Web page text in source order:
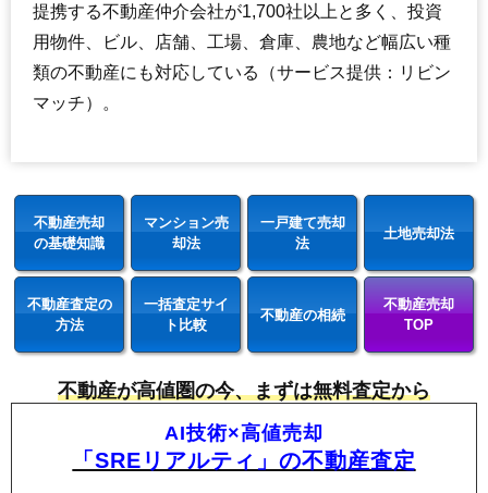
提携する不動産仲介会社が1,700社以上と多く、投資
用物件、ビル、店舗、工場、倉庫、農地など幅広い種
類の不動産にも対応している（サービス提供：リビン
マッチ）。
不動産売却
の基礎知識
マンション売
却法
一戸建て売却
法
土地売却法
不動産査定の
方法
一括査定サイ
ト比較
不動産の相続
不動産売却
TOP
不動産が高値圏の今、まずは無料査定から
AI技術×高値売却
「SREリアルティ」の不動産査定